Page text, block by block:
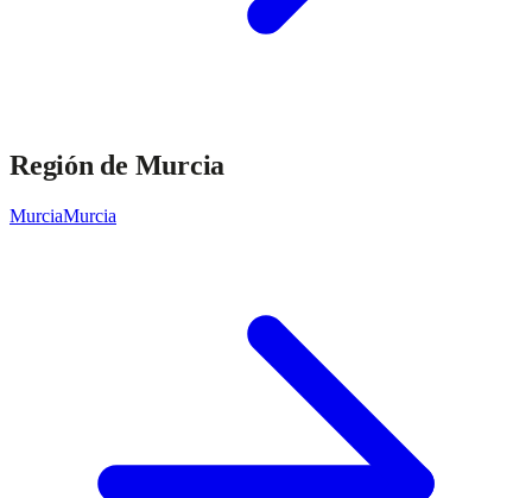
Región de Murcia
MurciaMurcia